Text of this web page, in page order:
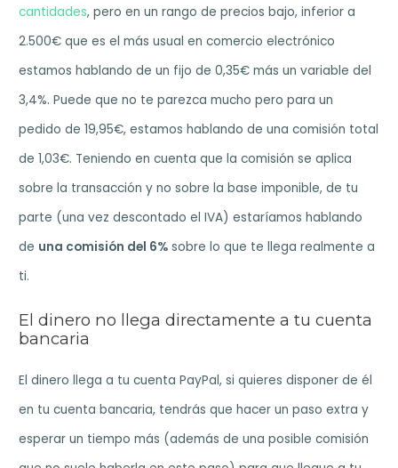
cantidades, pero en un rango de precios bajo, inferior a
2.500€ que es el más usual en comercio electrónico
estamos hablando de un fijo de 0,35€ más un variable del
3,4%. Puede que no te parezca mucho pero para un
pedido de 19,95€, estamos hablando de una comisión total
de 1,03€. Teniendo en cuenta que la comisión se aplica
sobre la transacción y no sobre la base imponible, de tu
parte (una vez descontado el IVA) estaríamos hablando
de una comisión del 6% sobre lo que te llega realmente a
ti.
El dinero no llega directamente a tu cuenta
bancaria
El dinero llega a tu cuenta PayPal, si quieres disponer de él
en tu cuenta bancaria, tendrás que hacer un paso extra y
esperar un tiempo más (además de una posible comisión